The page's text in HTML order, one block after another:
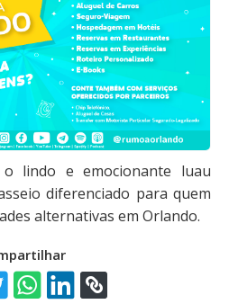
e emocionante luau
diferenciado para quem
alternativas em Orlando.